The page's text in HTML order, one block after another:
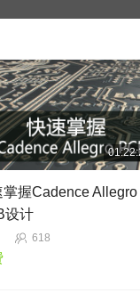
掌握Cadence Allegro
设计
618